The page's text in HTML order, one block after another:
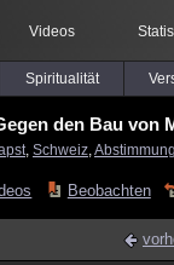
Videos
Spiritualität
den Bau von
Schweiz Abstimmung
Beobachten